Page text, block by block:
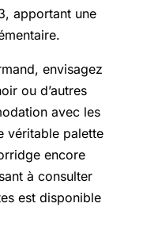
apportant une
envisagez
ou d’autres
avec les
véritable palette
encore
à consulter
est disponible